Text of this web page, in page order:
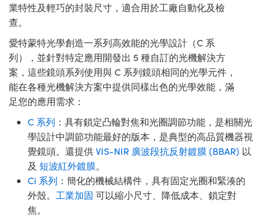
業特性及輕巧的封裝尺寸，適合用於工廠自動化及檢
查。
愛特蒙特光學創造一系列高效能的光學設計（C 系
列），並針對特定應用開發出 5 種自訂的光機解決方
案，這些鏡頭系列使用與 C 系列鏡頭相同的光學元件，
能在各種光機解決方案中提供同樣出色的光學效能，滿
足您的應用需求：
C 系列 ：具有鎖定凸輪對焦和光圈調節功能，是相關光
學設計中調節功能最好的版本，是典型的高品質機器視
覺鏡頭。還提供VIS-NIR 廣波段抗反射鍍膜 (BBAR) 以
及 短波紅外鍍膜。
Ci 系列 ：簡化的機械結構件，具有固定光圈和緊湊的
外殼。 工業加固 可以縮小尺寸、降低成本、鎖定對
焦。